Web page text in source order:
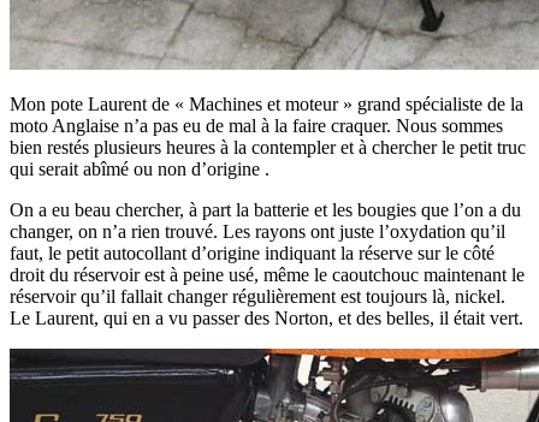
Mon pote Laurent de « Machines et moteur » grand spécialiste de la
moto Anglaise n’a pas eu de mal à la faire craquer. Nous sommes
bien restés plusieurs heures à la contempler et à chercher le petit truc
qui serait abîmé ou non d’origine .
On a eu beau chercher, à part la batterie et les bougies que l’on a du
changer, on n’a rien trouvé. Les rayons ont juste l’oxydation qu’il
faut, le petit autocollant d’origine indiquant la réserve sur le côté
droit du réservoir est à peine usé, même le caoutchouc maintenant le
réservoir qu’il fallait changer régulièrement est toujours là, nickel.
Le Laurent, qui en a vu passer des Norton, et des belles, il était vert.